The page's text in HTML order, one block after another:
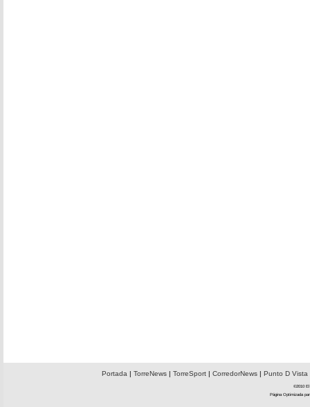
Portada | TorreNews| TorreSport| CorredorNews| Punto D Vista
©2010 El
Página Optimizada